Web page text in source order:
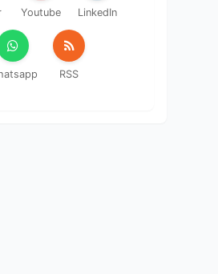
Youtube LinkedIn
RSS